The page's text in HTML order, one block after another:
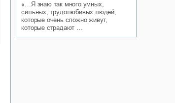
«…Я знаю так много умных,
сильных, трудолюбивых людей,
которые очень сложно живут,
которые страдают …